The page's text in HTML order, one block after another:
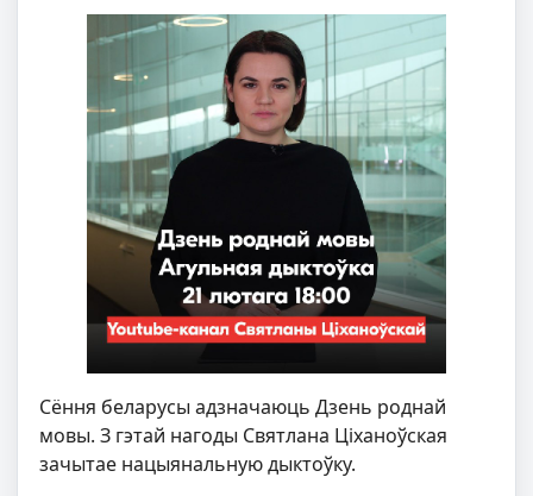
Сёння беларусы адзначаюць Дзень роднай
мовы. З гэтай нагоды Святлана Ціханоўская
зачытае нацыянальную дыктоўку.